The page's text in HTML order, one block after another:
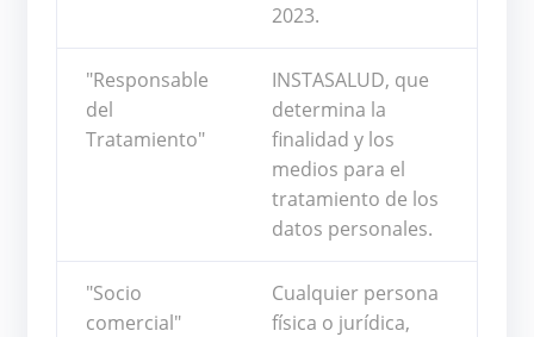
2023.
"Responsable
del
Tratamiento"
INSTASALUD, que
determina la
finalidad y los
medios para el
tratamiento de los
datos personales.
"Socio
comercial"
Cualquier persona
física o jurídica,